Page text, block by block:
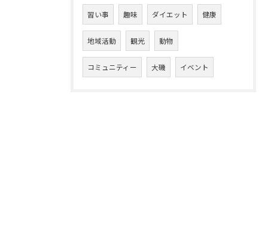
習い事 趣味 ダイエット 健康
地域活動 観光 動物
コミュニティー 大磯 イベント